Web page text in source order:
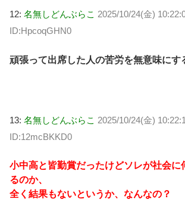
12: 名無しどんぶらこ 2025/10/24(金)
ID:HpcoqGHN0
頑張って出席した人の苦労を無意味にす
13: 名無しどんぶらこ 2025/10/24(金)
ID:12mcBKKD0
小中高と皆勤賞だったけどソレが社会に
るのか、
全く結果もないというか、なんなの？